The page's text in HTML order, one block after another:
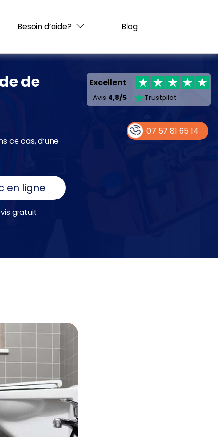
Besoin d’aide? Blog
de
ce cas, d’une
en ligne
gratuit
Excellent
Avis 4,8/5 Trustpilot
07 57 81 65 14